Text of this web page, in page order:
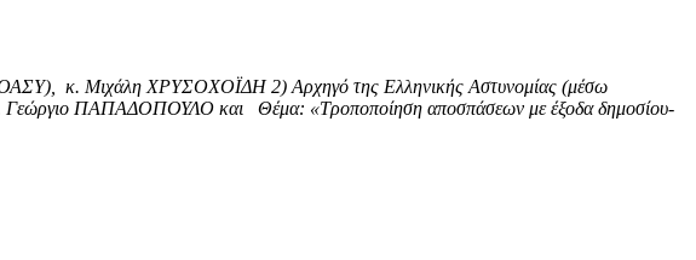
κ. Μιχάλη ΧΡΥΣΟΧΟΪΔΗ 2) Αρχηγό της Ελληνικής Αστυνομίας (μέσω
Γεώργιο ΠΑΠΑΔΟΠΟΥΛΟ και Θέμα: «Τροποποίηση αποσπάσεων με έξοδα δημοσίου-